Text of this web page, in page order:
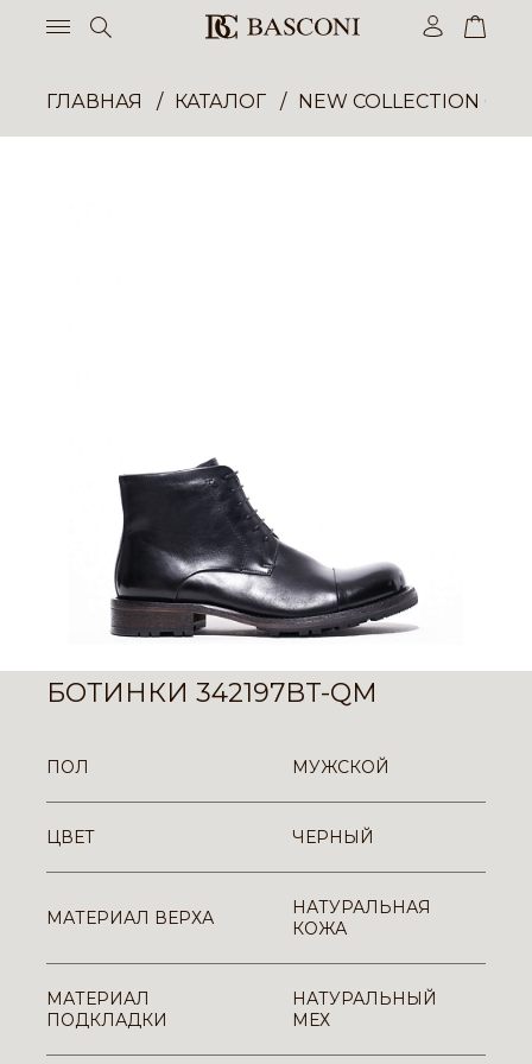
ГЛАВНАЯ КАТАЛОГ NEW COLLECTION
БОТИНКИ 342197BT-QM
ПОЛ МУЖСКОЙ
ЦВЕТ ЧЕРНЫЙ
МАТЕРИАЛ ВЕРХА
НАТУРАЛЬНАЯ
КОЖА
МАТЕРИАЛ
ПОДКЛАДКИ
НАТУРАЛЬНЫЙ
МЕХ